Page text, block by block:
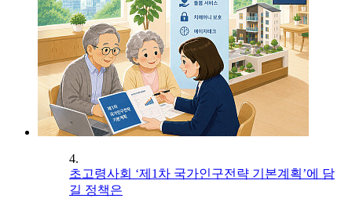
4.
초고령사회 ‘제1차 국가인구전략 기본계획’에 담
길 정책은